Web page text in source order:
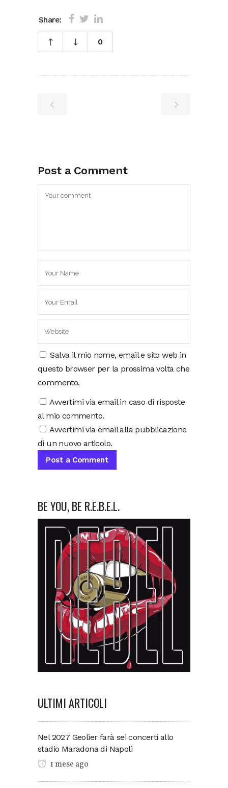
Share:
0
Post a Comment
Salva il mio nome, email e sito web in
questo browser per la prossima volta che
commento.
Avvertimi via email in caso di risposte
al mio commento.
Avvertimi via email alla pubblicazione
di un nuovo articolo.
BE YOU, BE R.E.B.E.L.
ULTIMI ARTICOLI
Nel 2027 Geolier farà sei concerti allo
stadio Maradona di Napoli
1 mese ago